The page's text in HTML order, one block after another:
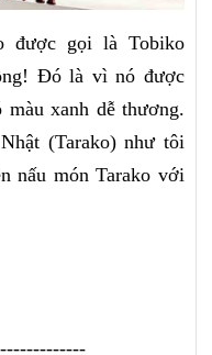
được gọi là Tobiko
Đó là vì nó được
xanh dễ thương.
(Tarako) như tôi
nấu món Tarako với